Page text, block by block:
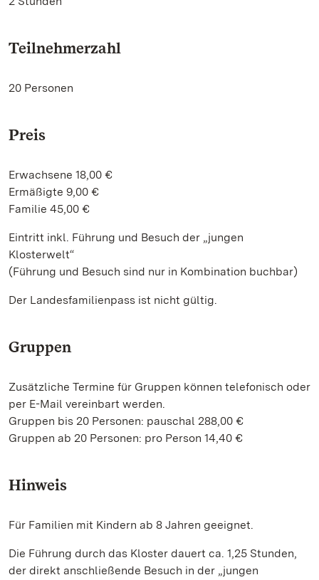
Teilnehmerzahl
20 Personen
Preis
Erwachsene 18,00 €
Ermäßigte 9,00 €
Familie 45,00 €
Eintritt inkl. Führung und Besuch der „jungen
Klosterwelt“
(Führung und Besuch sind nur in Kombination buchbar)
Der Landesfamilienpass ist nicht gültig.
Gruppen
Zusätzliche Termine für Gruppen können telefonisch oder
per E-Mail vereinbart werden.
Gruppen bis 20 Personen: pauschal 288,00 €
Gruppen ab 20 Personen: pro Person 14,40 €
Hinweis
Für Familien mit Kindern ab 8 Jahren geeignet.
Die Führung durch das Kloster dauert ca. 1,25 Stunden,
der direkt anschließende Besuch in der „jungen